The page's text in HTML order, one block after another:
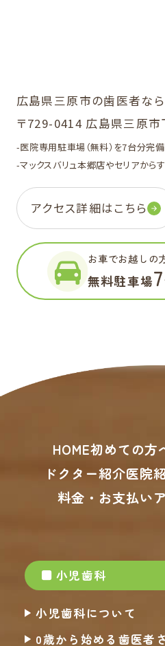
広島県三原市の歯医者な
〒729-0414 広島県三原
-医院専用駐車場（無料）を7台分完備
-マックスバリュ本郷店やセリアからす
アクセス詳細はこちら
お車でお越しの
無料駐車場7
HOME初めての方
ドクター紹介医院
料金・お支払い
小児歯科
小児歯科について
0歳から始める歯医者